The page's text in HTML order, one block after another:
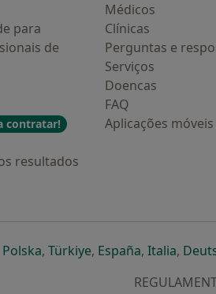
para
de
contratar!
resultados
Médicos
Clínicas
Perguntas e
Serviços
Doencas
FAQ
Aplicações móveis
Polskaabre num novo separador
, Türkiyeabre num novo
, Españaabre num
, Italiaabre
,